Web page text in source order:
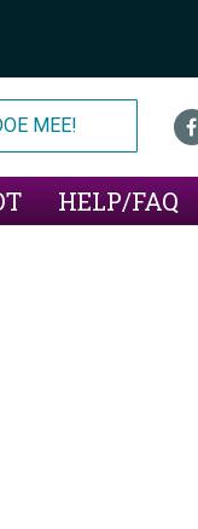
MEE!
HELP/FAQ